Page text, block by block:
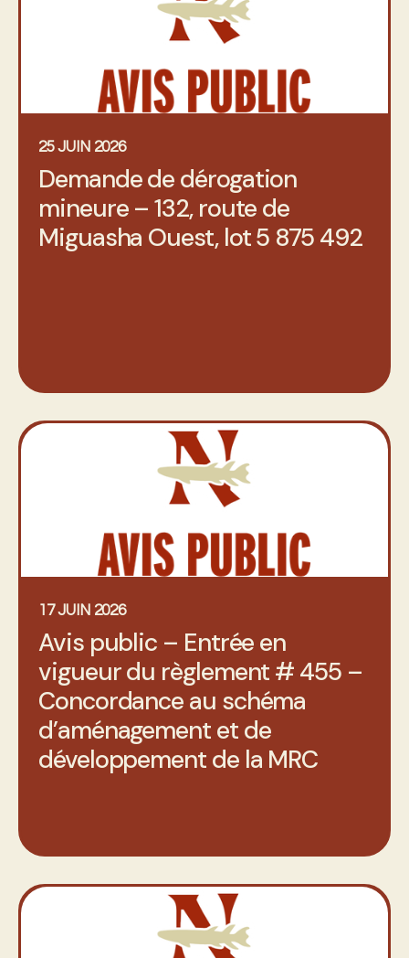
25 JUIN 2026
Demande de dérogation
mineure – 132, route de
Miguasha Ouest, lot 5 875 492
17 JUIN 2026
Avis public – Entrée en
vigueur du règlement # 455 –
Concordance au schéma
d’aménagement et de
développement de la MRC